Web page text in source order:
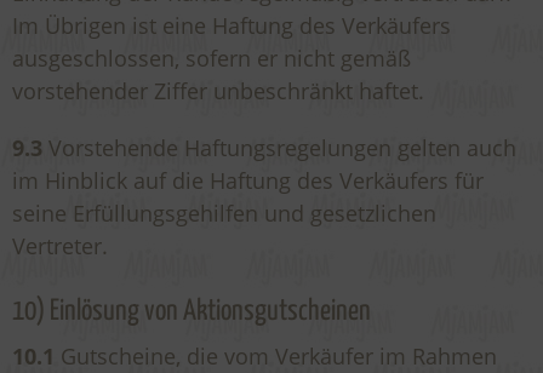
Im Übrigen ist eine Haftung des Verkäufers
ausgeschlossen, sofern er nicht gemäß
vorstehender Ziffer unbeschränkt haftet.
9.3 Vorstehende Haftungsregelungen gelten auch
im Hinblick auf die Haftung des Verkäufers für
seine Erfüllungsgehilfen und gesetzlichen
Vertreter.
10) Einlösung von Aktionsgutscheinen
10.1 Gutscheine, die vom Verkäufer im Rahmen